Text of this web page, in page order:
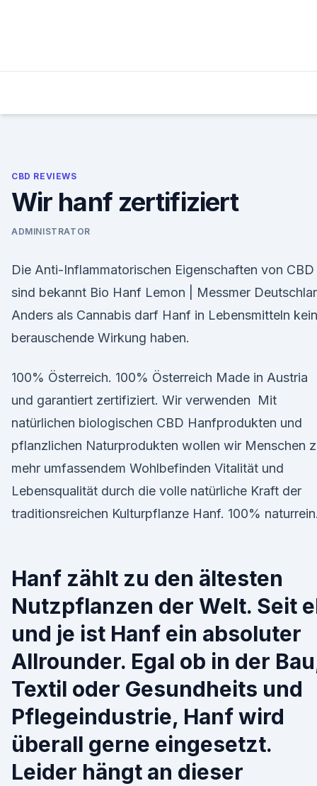
CBD REVIEWS
Wir hanf zertifiziert
ADMINISTRATOR
Die Anti-Inflammatorischen Eigenschaften von CBD
sind bekannt Bio Hanf Lemon | Messmer
Anders als Cannabis darf Hanf in Lebensmitteln
berauschende Wirkung haben.
100% Österreich. 100% Österreich Made in Austria
und garantiert zertifiziert. Wir verwenden Mit
natürlichen biologischen CBD Hanfprodukten und
pflanzlichen Naturprodukten wollen wir Menschen
mehr umfassendem Wohlbefinden Vitalität und
Lebensqualität durch die volle natürliche Kraft der
traditionsreichen Kulturpflanze Hanf. 100%
Hanf zählt zu den ältesten
Nutzpflanzen der Welt. Seit
und je ist Hanf ein absoluter
Allrounder. Egal ob in der
Textil oder Gesundheits und
Pflegeindustrie, Hanf wird
überall gerne eingesetzt.
Leider hängt an dieser